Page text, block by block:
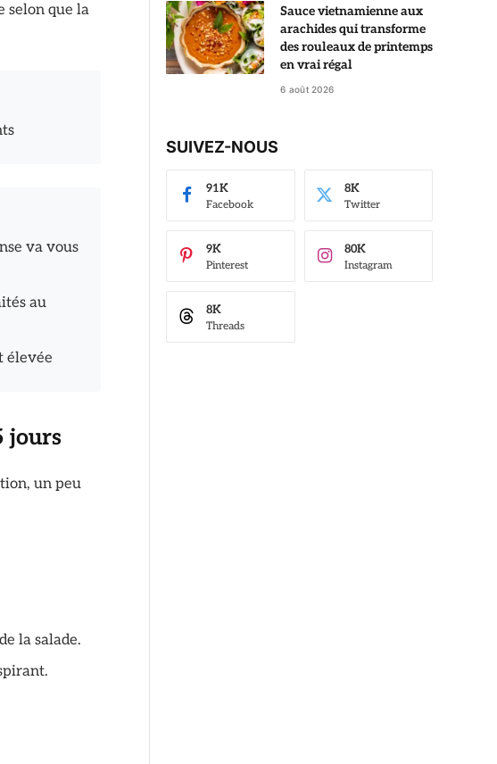
selon que la
va vous
au
élevée
jours
un peu
la salade.
Sauce vietnamienne aux
arachides qui transforme
des rouleaux de printemps
en vrai régal
6 août 2026
SUIVEZ-NOUS
Facebook
91K
Twitter
8K
Pinterest
9K
Instagram
80K
Threads
8K